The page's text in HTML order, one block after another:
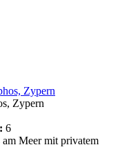
Zypern
6
am Meer mit privatem